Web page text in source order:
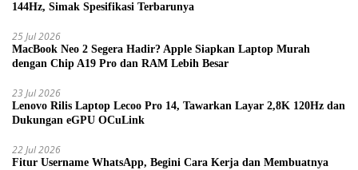
144Hz, Simak Spesifikasi Terbarunya
25 Jul 2026
MacBook Neo 2 Segera Hadir? Apple Siapkan Laptop Murah
dengan Chip A19 Pro dan RAM Lebih Besar
23 Jul 2026
Lenovo Rilis Laptop Lecoo Pro 14, Tawarkan Layar 2,8K 120Hz dan
Dukungan eGPU OCuLink
22 Jul 2026
Fitur Username WhatsApp, Begini Cara Kerja dan Membuatnya